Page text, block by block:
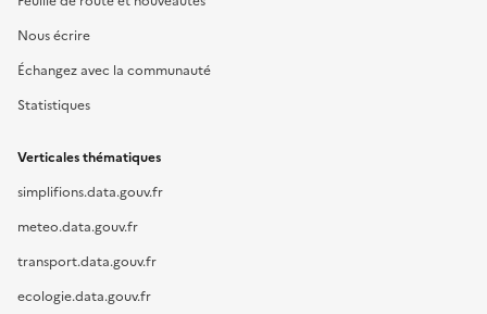
Nous écrire
Échangez avec la communauté
Statistiques
Verticales thématiques
simplifions.data.gouv.fr
meteo.data.gouv.fr
transport.data.gouv.fr
ecologie.data.gouv.fr